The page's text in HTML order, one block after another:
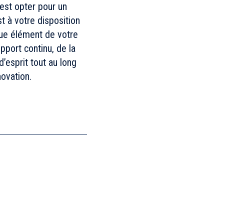
opter pour un
à votre disposition
élément de votre
continu, de la
tout au long